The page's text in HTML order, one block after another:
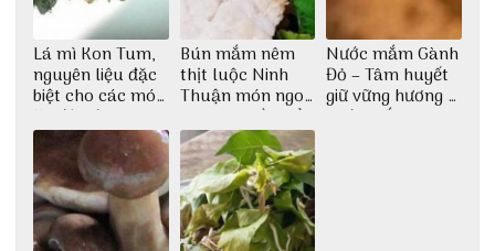
Lá mì Kon Tum,
nguyên liệu đặc
biệt cho các món
ăn độc đáo
Bún mắm nêm
thịt luộc Ninh
Thuận món ngon
dân dã miền biển
Nước mắm Gành
Đỏ – Tâm huyết
giữ vững hương vị
nước mắm sau